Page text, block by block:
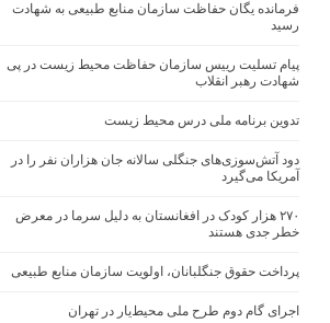
فرمانده یگان حفاظت سازمان منابع طبیعی به شهادت
رسید
پیام تسلیت رییس سازمان حفاظت محیط زیست در پی
شهادت رهبر انقلاب
تدوین برنامه ملی درس محیط زیست
دود آتش‌سوزی‌های جنگلی سالانه جان هزاران نفر را در
آمریکا می‌گیرد
۲۷۰ هزار کودک در افغانستان به دلیل سرما در معرض
خطر جدی هستند
پرداخت حقوق جنگلبانان، اولویت سازمان منابع طبیعی
اجرای گام دوم طرح ملی محیط‌یار در تهران